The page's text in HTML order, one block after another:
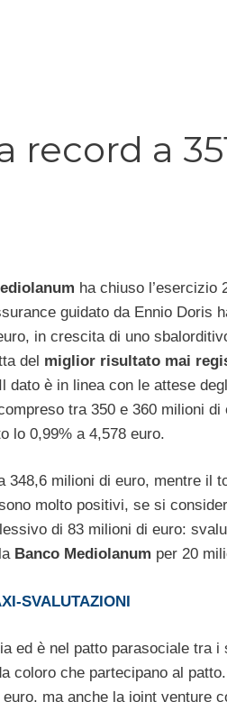
record a
ha chiuso l’esercizio
guidato da Ennio Doris
in crescita di uno
del miglior risultato mai
dato è in linea con le attese
tra 350 e 360 milioni di
lo 0,99% a 4,578 euro.
348,6 milioni di euro, mentre il
molto positivi, se si
di 83 milioni di euro:
Banco Mediolanum per 20
SVALUTAZIONI
ed è nel patto parasociale tra i
coloro che partecipano al
ma anche la joint venture